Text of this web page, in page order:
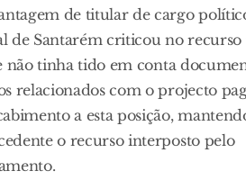
de titular de cargo
Santarém criticou no recurso
não tinha tido em conta
relacionados com o projecto
a esta posição,
o recurso interposto pelo